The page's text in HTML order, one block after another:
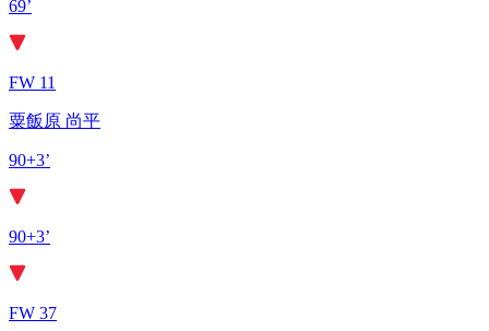
69’
FW 11
粟飯原 尚平
90+3’
90+3’
FW 37